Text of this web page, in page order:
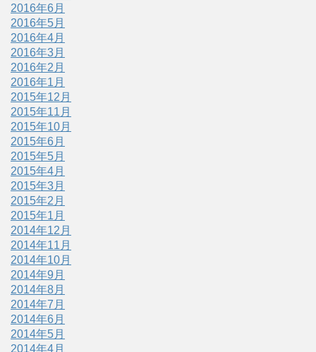
2016年6月
2016年5月
2016年4月
2016年3月
2016年2月
2016年1月
2015年12月
2015年11月
2015年10月
2015年6月
2015年5月
2015年4月
2015年3月
2015年2月
2015年1月
2014年12月
2014年11月
2014年10月
2014年9月
2014年8月
2014年7月
2014年6月
2014年5月
2014年4月